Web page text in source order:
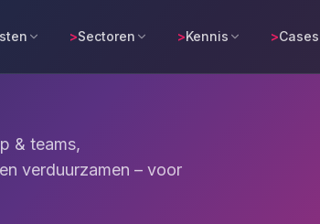
>Sectoren >Kennis >Cases
& teams,
verduurzamen – voor